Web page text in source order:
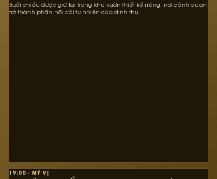
Buổi chiều được giữ lại trong khu vườn thiết kế riêng, nơi cảnh quan
trở thành phần nối dài tự nhiên của dinh thự.
19:00 · MỸ VỊ